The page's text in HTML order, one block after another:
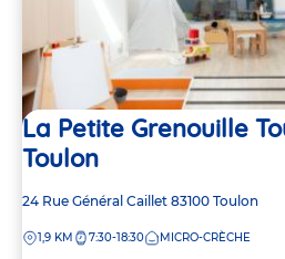
La Petite Grenouille
Toulon
Adresse
la
24 Rue Général Caillet 83100 Toulon
DISTANCE
1,9 KM 7:30-18:30 MICRO-CRÈCHE